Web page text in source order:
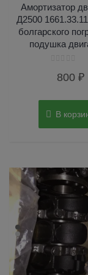
Амортизатор
Д2500
болгарского
подушка
800 ₽
В